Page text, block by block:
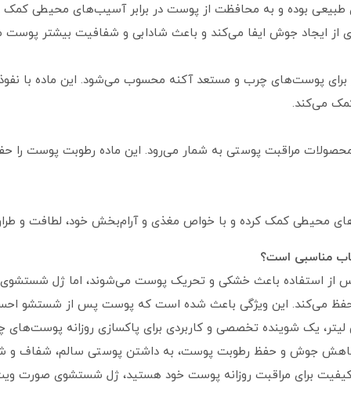
طبیعی بوده و به محافظت از پوست در برابر آسیب‌های محیطی
از ایجاد جوش ایفا می‌کند و باعث شادابی و شفافیت بیشتر
برای پوست‌های چرب و مستعد آکنه محسوب می‌شود. این ماده با
می‌کند.
محصولات مراقبت پوستی به شمار می‌رود. این ماده رطوبت پوست
محیطی کمک کرده و با خواص مغذی و آرام‌بخش خود، لطافت و
مناسبی است؟
باعث خشکی و تحریک پوست می‌شوند، اما ژل شستشوی ویت
حفظ می‌کند. این ویژگی باعث شده است که پوست پس از شستشو
صورت چای سبز ویت یو 200 میلی لیتر، یک شوینده تخصصی و کاربردی برای پاکسازی
کاهش جوش و حفظ رطوبت پوست، به داشتن پوستی سالم، شفاف و
برای مراقبت روزانه پوست خود هستید، ژل شستشوی صورت